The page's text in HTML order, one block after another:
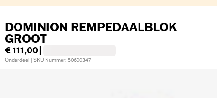
DOMINION REMPEDAALBLOK
GROOT
€ 111,00
Onderdeel | SKU Nummer: 50600347